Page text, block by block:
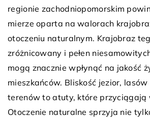
regionie zachodniopomorskim
mierze oparta na walorach
otoczeniu naturalnym. Krajobraz
zróżnicowany i pełen
mogą znacznie wpłynąć na jakość
mieszkańców. Bliskość jezior,
terenów to atuty, które przyciągają
Otoczenie naturalne sprzyja nie